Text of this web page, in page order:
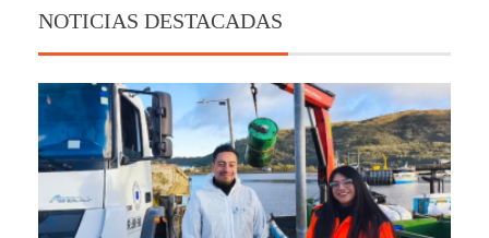
NOTICIAS DESTACADAS